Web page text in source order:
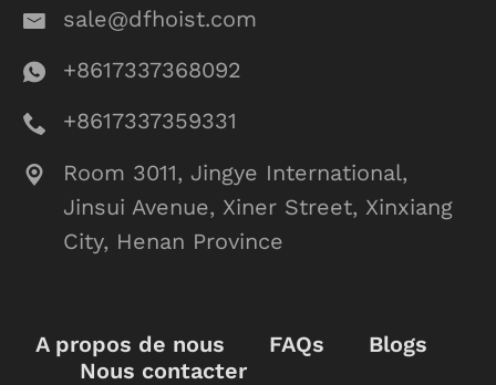
sale@dfhoist.com
+8617337368092
+8617337359331
Room 3011, Jingye International,
Jinsui Avenue, Xiner Street, Xinxiang
City, Henan Province
A propos de nous FAQs
Blogs
Nous contacter